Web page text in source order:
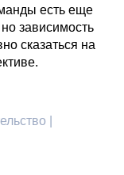
есть еще
зависимость
сказаться на
|